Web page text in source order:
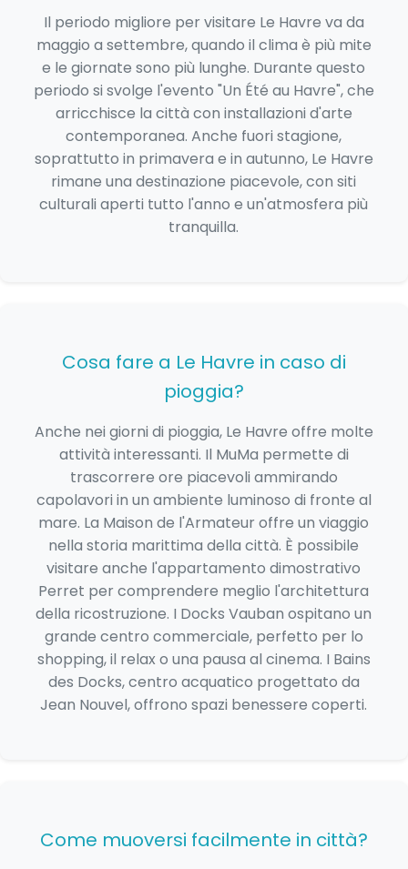
Il periodo migliore per visitare Le Havre va da
maggio a settembre, quando il clima è più mite
e le giornate sono più lunghe. Durante questo
periodo si svolge l'evento "Un Été au Havre", che
arricchisce la città con installazioni d'arte
contemporanea. Anche fuori stagione,
soprattutto in primavera e in autunno, Le Havre
rimane una destinazione piacevole, con siti
culturali aperti tutto l'anno e un'atmosfera più
tranquilla.
Cosa fare a Le Havre in caso di
pioggia?
Anche nei giorni di pioggia, Le Havre offre molte
attività interessanti. Il MuMa permette di
trascorrere ore piacevoli ammirando
capolavori in un ambiente luminoso di fronte al
mare. La Maison de l'Armateur offre un viaggio
nella storia marittima della città. È possibile
visitare anche l'appartamento dimostrativo
Perret per comprendere meglio l'architettura
della ricostruzione. I Docks Vauban ospitano un
grande centro commerciale, perfetto per lo
shopping, il relax o una pausa al cinema. I Bains
des Docks, centro acquatico progettato da
Jean Nouvel, offrono spazi benessere coperti.
Come muoversi facilmente in città?